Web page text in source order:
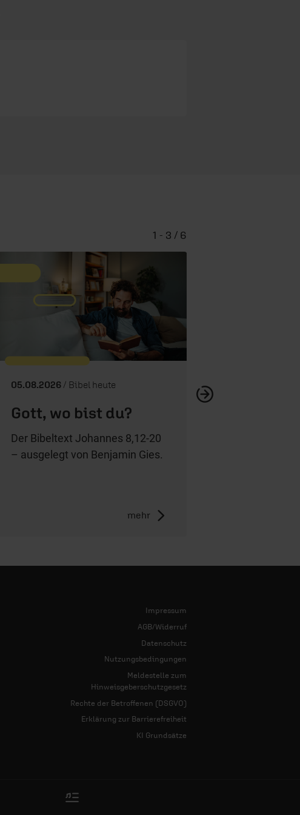
05.08.2026 / Bibel heute
Gott, wo bist du?
Der Bibeltext Johannes 8,12-20
– ausgelegt von Benjamin Gies.
mehr
1 - 3 / 6
Impressum
AGB/Widerruf
Datenschutz
Nutzungsbedingungen
Meldestelle zum
Hinweisgeberschutzgesetz
Rechte der Betroffenen (DSGVO)
Erklärung zur Barrierefreiheit
KI Grundsätze